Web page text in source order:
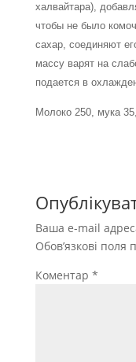
халвайтара),
чтобы не было
сахар, соединяют
массу варят на
подается в
Молоко 250, мука
Ваша e-mail
Обов’язкові поля
Коментар *